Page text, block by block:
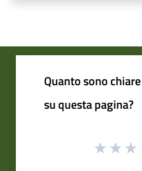
Quanto sono
su questa pagina?